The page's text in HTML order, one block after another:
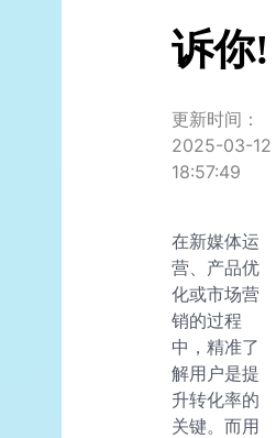
诉你!
更新时间：
2025-03-12
18:57:49
在新媒体运
营、产品优
化或市场营
销的过程
中，精准了
解用户是提
升转化率的
关键。而用